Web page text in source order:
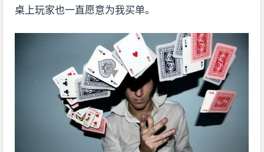
桌上玩家也一直愿意为我买单。